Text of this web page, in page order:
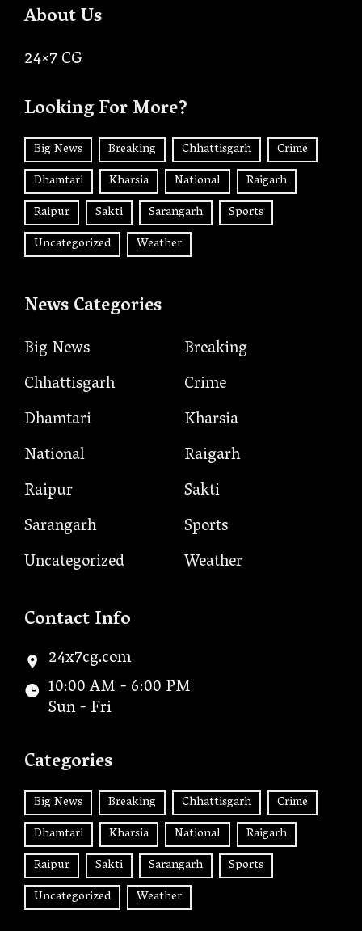
About Us
24×7 CG
Looking For More?
Big News Breaking Chhattisgarh
Crime
Dhamtari
Kharsia National
Raigarh
Raipur
Sakti Sarangarh
Sports
Uncategorized
Weather
News Categories
Big News
Breaking
Chhattisgarh
Crime
Dhamtari
Kharsia
National
Raigarh
Raipur
Sakti
Sarangarh
Sports
Uncategorized
Weather
Contact Info
24x7cg.com
10:00 AM - 6:00 PM
Sun - Fri
Categories
Big News Breaking Chhattisgarh
Crime
Dhamtari
Kharsia National
Raigarh
Raipur
Sakti Sarangarh
Sports
Uncategorized
Weather